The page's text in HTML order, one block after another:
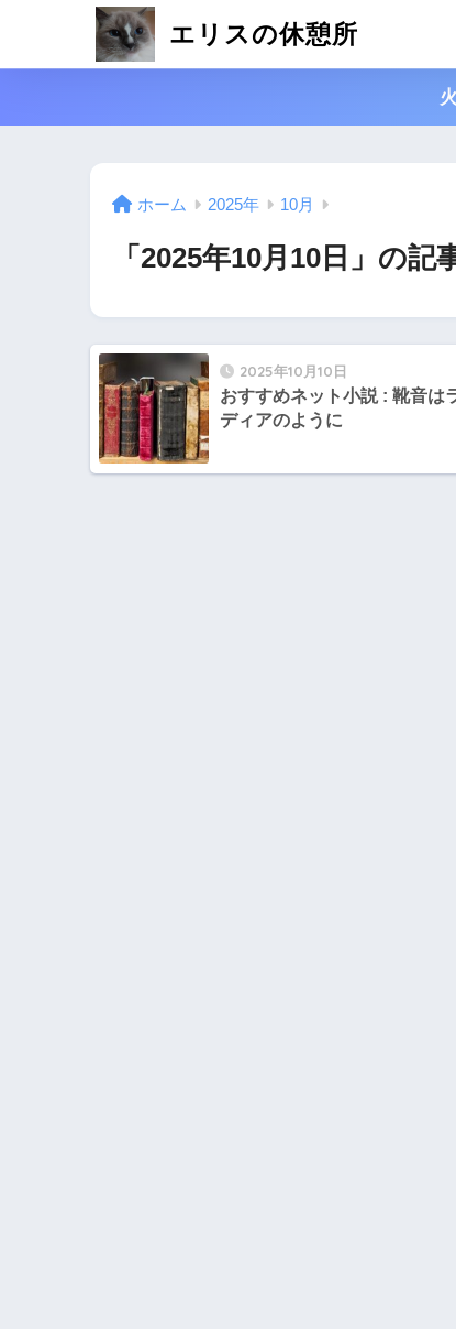
エリスの休憩所
ホーム 2025年 10月
「2025年10月10日」の記
2025年10月10日
おすすめネット小説 : 靴音は
ディアのように